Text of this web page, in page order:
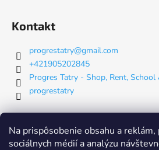
Na prispôsobenie obsahu a
sociálnych médií a analýzu
Kontakt
progrestatry@gmail.com
+421905202845
Progres Tatry - Shop, Rent, School
progrestatry
Nákupný košík